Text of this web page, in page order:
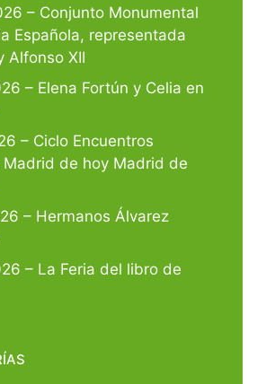
– Conjunto Monumental
Española, representada
Alfonso XII
– Elena Fortún y Celia en
– Ciclo Encuentros
Madrid de hoy Madrid de
– Hermanos Álvarez
– La Feria del libro de